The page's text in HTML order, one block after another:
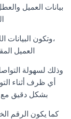
بيانات العميل
،وتكون
العميل
وذلك لسهولة
أي ظرف أثناء
بشكل دقيق مع
كما يكون الرقم